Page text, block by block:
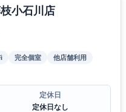
小石川店
完全個室
他店舗利用
定休日
定休日なし